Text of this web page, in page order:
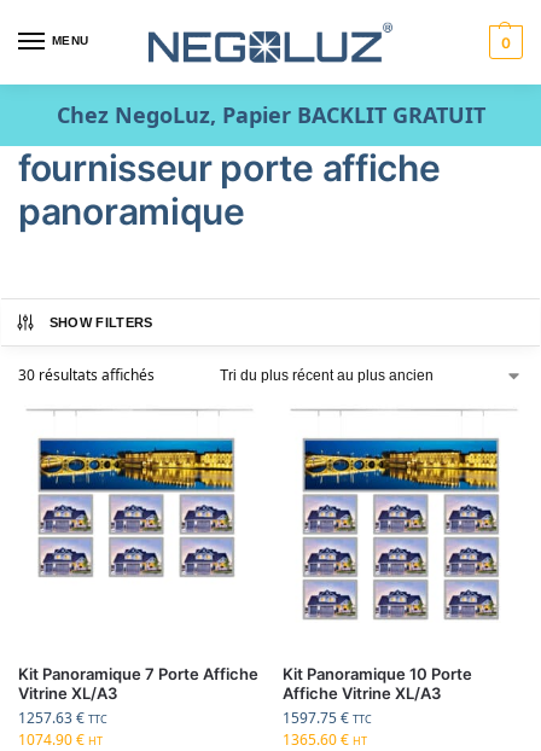
MENU 0
Chez NegoLuz, Papier BACKLIT GRATUIT
fournisseur porte affiche
panoramique
SHOW FILTERS
30 résultats affichés
Kit Panoramique 7 Porte Affiche
Vitrine XL/A3
1257.63€ TTC
1074.90€ HT
Kit Panoramique 10 Porte
Affiche Vitrine XL/A3
1597.75€ TTC
1365.60€ HT